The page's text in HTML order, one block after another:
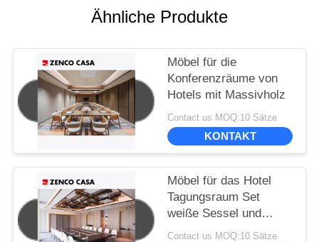
Ähnliche Produkte
Möbel für die
Konferenzräume von
Hotels mit Massivholz
Contact us MOQ:10 Sätze
KONTAKT
Möbel für das Hotel
Tagungsraum Set
weiße Sessel und
großer Konferenztisch
Contact us MOQ:10 Sätze